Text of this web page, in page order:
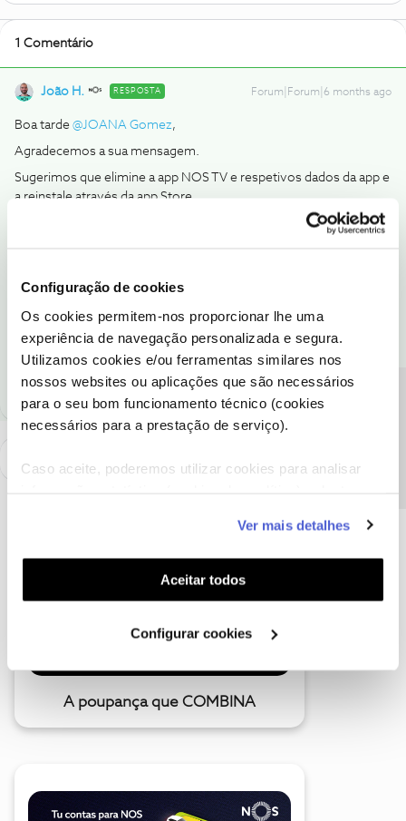
Configuração de cookies
Os cookies permitem-nos proporcionar lhe uma
experiência de navegação personalizada e segura.
Utilizamos cookies e/ou ferramentas similares nos
nossos websites ou aplicações que são necessários
para o seu bom funcionamento técnico (cookies
necessários para a prestação de serviço).
Caso aceite, poderemos utilizar cookies para analisar
funcionalidades (cookies de personalização e
funcionalidade) e adaptar anúncios aos seus interesses
(cookies de publicidade personalizada). Pode gerir a
utilização dos cookies clicando em "Configurar
Ver mais detalhes
Aceitar todos
Configurar cookies
1 Comentário
João H. RESPOSTA Forum|Forum|6 months ago
Boa tarde ​ @JOANA Gomez,
Agradecemos a sua mensagem.
Sugerimos que elimine a app NOS TV e respetivos dados da app e
a reinstale através da app Store.
como "Melhor Resposta" e faça "Like" nos melhores comentários.
Siga os perfis da moderação, através da opção "Seguir", para estar
sempre a par das ultimas novidades.
A poupança que COMBINA